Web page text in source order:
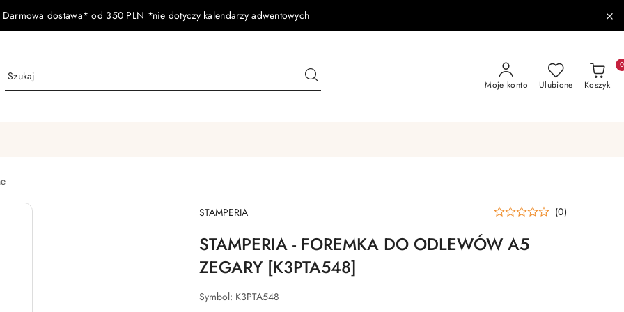
Darmowa dostawa* od 350 PLN *nie dotyczy kalendarzy adwentowych
Moje konto Ulubione Koszyk
0
NAZWA
PRODUCENTA:
STAMPERIA (0)
STAMPERIA - FOREMKA DO ODLEWÓW A5
ZEGARY [K3PTA548]
Symbol: K3PTA548